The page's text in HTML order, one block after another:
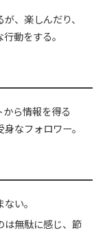
、楽しんだり、
動をする。
ら情報を得る
なフォロワー。
い。
は無駄に感じ、節